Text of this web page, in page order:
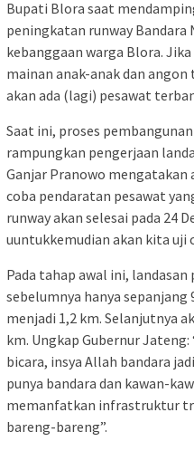
Bupati Blora saat
peningkatan runway Bandara
kebanggaan warga Blora.
mainan anak-anak dan
akan ada (lagi) pesawat
Saat ini, proses
rampungkan pengerjaan
Ganjar Pranowo mengatakan
coba pendaratan pesawat
runway akan selesai pada 24
uuntukkemudian akan kita uji
Pada tahap awal ini,
sebelumnya hanya sepanjang
menjadi 1,2 km. Selanjutnya
km. Ungkap Gubernur
bicara, insya Allah bandara
punya bandara dan kawan-
memanfatkan infrastruktur
bareng-bareng”.